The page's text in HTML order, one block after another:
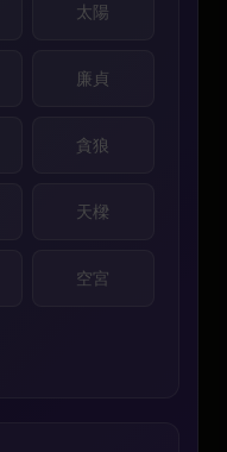
太陽
廉貞
貪狼
天樑
空宮